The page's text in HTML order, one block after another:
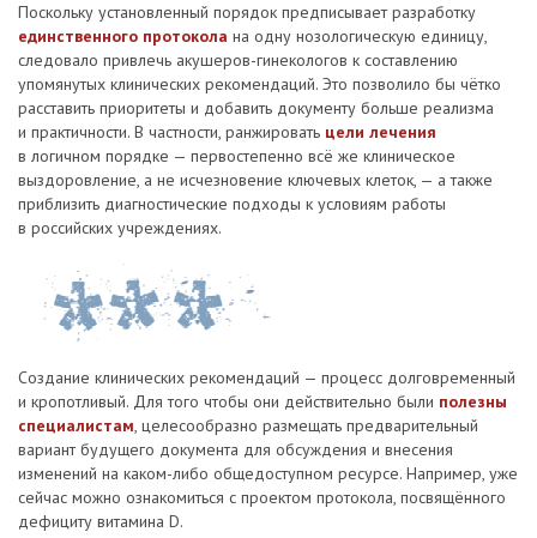
Поскольку установленный порядок предписывает разработку
единственного протокола на одну нозологическую единицу,
следовало привлечь акушеров-гинекологов к составлению
упомянутых клинических рекомендаций. Это позволило бы чётко
расставить приоритеты и добавить документу больше реализма
и практичности. В частности, ранжировать цели лечения
в логичном порядке — первостепенно всё же клиническое
выздоровление, а не исчезновение ключевых клеток, — а также
приблизить диагностические подходы к условиям работы
в российских учреждениях.
Создание клинических рекомендаций — процесс долговременный
и кропотливый. Для того чтобы они действительно были полезны
специалистам, целесообразно размещать предварительный
вариант будущего документа для обсуждения и внесения
изменений на каком-либо общедоступном ресурсе. Например, уже
сейчас можно ознакомиться с проектом протокола, посвящённого
дефициту витамина D.